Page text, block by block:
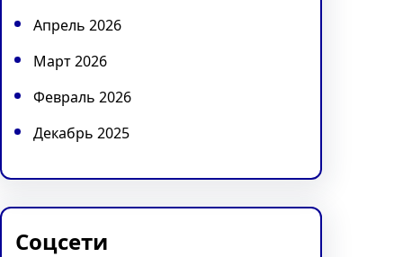
Апрель 2026
Март 2026
Февраль 2026
Декабрь 2025
Соцсети